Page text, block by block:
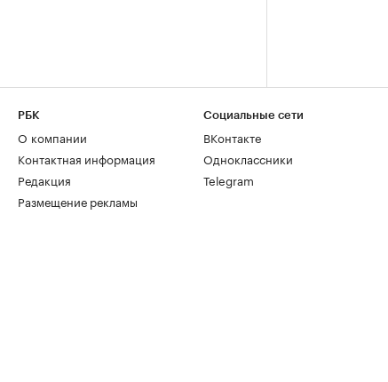
РБК
О компании
Контактная информация
Редакция
Размещение рекламы
Социальные сети
ВКонтакте
Одноклассники
Telegram